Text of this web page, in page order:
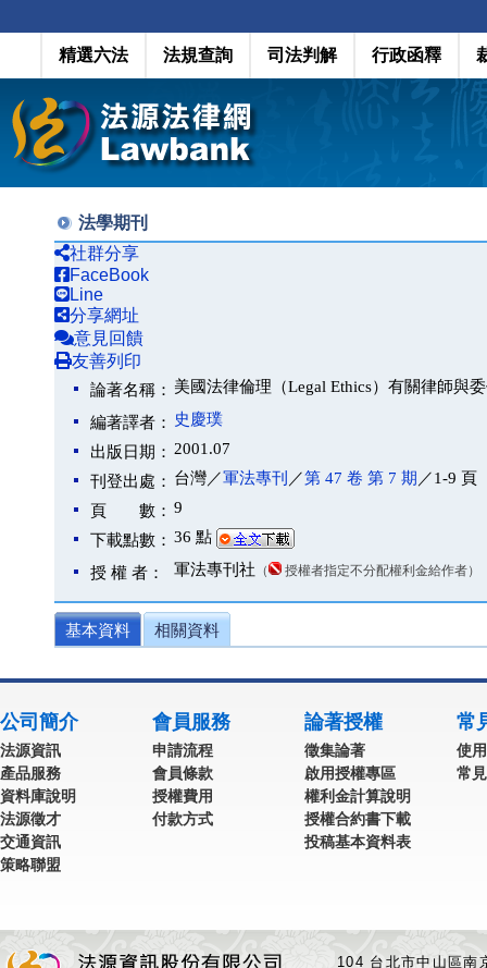
精選六法 法規查詢 司法判解 行政函釋
法學期刊
社群分享
FaceBook
Line
分享網址
意見回饋
友善列印
論著名稱： 美國法律倫理（Legal Ethics）有關律師與
編著譯者：
史慶璞
出版日期： 2001.07
刊登出處： 台灣／軍法專刊 ／第 47 卷 第 7 期 ／1-9 頁
頁 數： 9
下載點數： 36 點
授 權 者： 軍法專刊社 （ 授權者指定不分配權利金給作者）
基本資料 相關資料
公司簡介
法源資訊
產品服務
資料庫說明
法源徵才
交通資訊
策略聯盟
會員服務
申請流程
會員條款
授權費用
付款方式
論著授權
徵集論著
啟用授權專區
權利金計算說明
授權合約書下載
投稿基本資料表
常
使
常
104 台北市中山區